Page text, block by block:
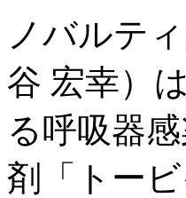
ノバルテ
谷 宏幸）
る呼吸器
剤「トー